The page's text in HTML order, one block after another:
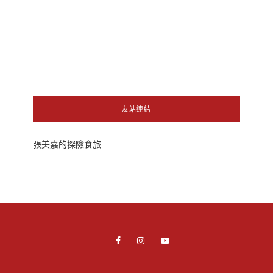
友站連結
張美嘉的探險食旅